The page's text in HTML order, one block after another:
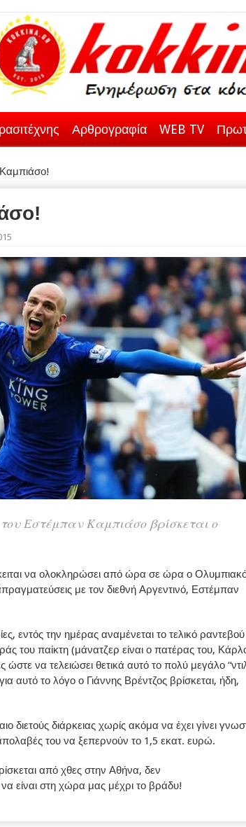
Αρθρογραφία WEB TV
Εστέμπαν Καμπιάσο βρίσκεται ο
να ολοκληρώσει από ώρα σε ώρα ο
με τον διεθνή Αργεντινό, Εστέμπαν
εντός την ημέρας αναμένεται το τελικό ραντεβού
του παίκτη (μάνατζερ είναι ο πατέρας του,
ώστε να τελειώσει θετικά αυτό το πολύ μεγάλο
αυτό το λόγο ο Γιάννης Βρέντζος βρίσκεται, ήδη,
διετούς διάρκειας χωρίς ακόμα να έχει γίνει
απολαβές του να ξεπερνούν το 1,5 εκατ. ευρώ.
από χθες στην Αθήνα, δεν
είναι στη χώρα μας μέχρι το βράδυ!